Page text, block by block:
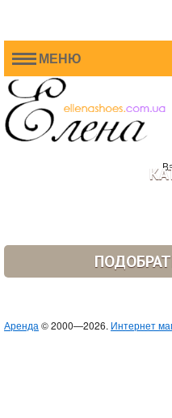
МЕНЮ
Аренда © 2000—2026. Интернет